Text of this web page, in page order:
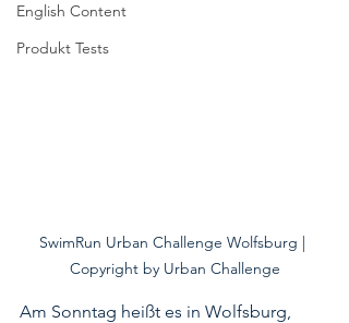
English Content
Produkt Tests
SwimRun Urban Challenge Wolfsburg |
Copyright by Urban Challenge
Am Sonntag heißt es in Wolfsburg,